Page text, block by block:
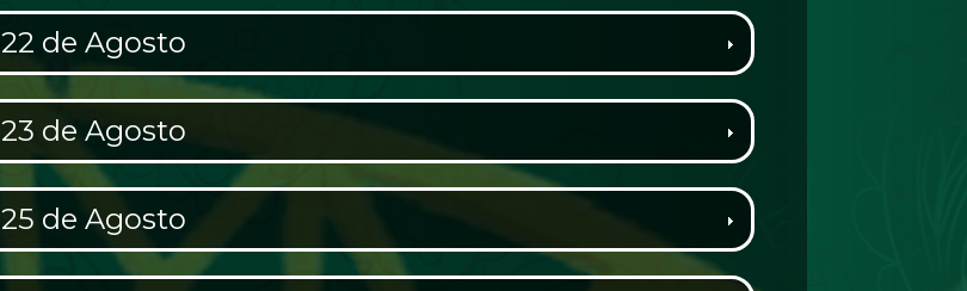
22 de Agosto
23 de Agosto
25 de Agosto